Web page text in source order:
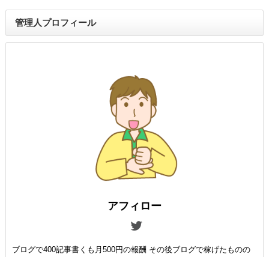
管理人プロフィール
アフィロー
ブログで400記事書くも月500円の報酬 その後ブログで稼げたものの